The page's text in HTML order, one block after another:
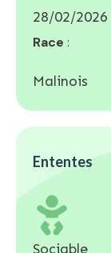
28/02/2026
Race :
Malinois
Ententes
Sociable